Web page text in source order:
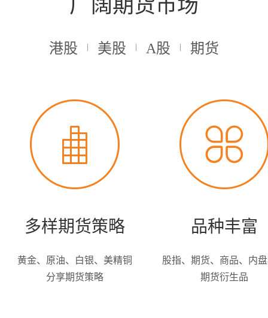
广阔期货市场
港股 美股 A股 期货
多样期货策略
黄金、原油、白银、美精铜
分享期货策略
品种丰富
股指、期货、商品、内
期货衍生品